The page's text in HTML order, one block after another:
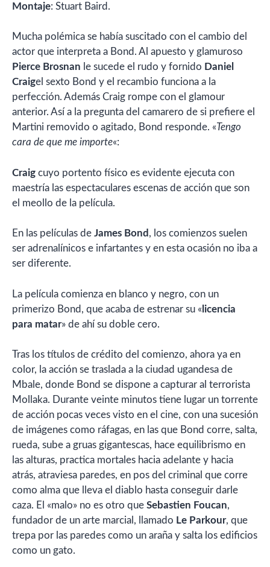
Montaje: Stuart Baird.
Mucha polémica se había suscitado con el cambio del
actor que interpreta a Bond. Al apuesto y glamuroso
Pierce Brosnan le sucede el rudo y fornido Daniel
Craigel sexto Bond y el recambio funciona a la
perfección. Además Craig rompe con el glamour
anterior. Así a la pregunta del camarero de si prefiere el
Martini removido o agitado, Bond responde. «Tengo
cara de que me importe«:
Craig cuyo portento físico es evidente ejecuta con
maestría las espectaculares escenas de acción que son
el meollo de la película.
En las películas de James Bond , los comienzos suelen
ser adrenalínicos e infartantes y en esta ocasión no iba a
ser diferente.
La película comienza en blanco y negro, con un
primerizo Bond, que acaba de estrenar su « licencia
para matar» de ahí su doble cero.
Tras los títulos de crédito del comienzo, ahora ya en
color, la acción se traslada a la ciudad ugandesa de
Mbale, donde Bond se dispone a capturar al terrorista
Mollaka. Durante veinte minutos tiene lugar un torrente
de acción pocas veces visto en el cine, con una sucesión
de imágenes como ráfagas, en las que Bond corre, salta,
rueda, sube a gruas gigantescas, hace equilibrismo en
las alturas, practica mortales hacia adelante y hacia
atrás, atraviesa paredes, en pos del criminal que corre
como alma que lleva el diablo hasta conseguir darle
caza. El «malo» no es otro que Sebastien Foucan,
fundador de un arte marcial, llamado Le Parkour, que
trepa por las paredes como un araña y salta los edificios
como un gato.